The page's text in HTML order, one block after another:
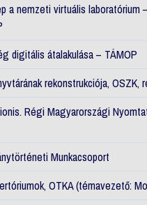
a nemzeti virtuális
digitális átalakulása – TÁMOP
rekonstrukciója,
Régi Magyarországi
Munkacsoport
OTKA (témavezető: